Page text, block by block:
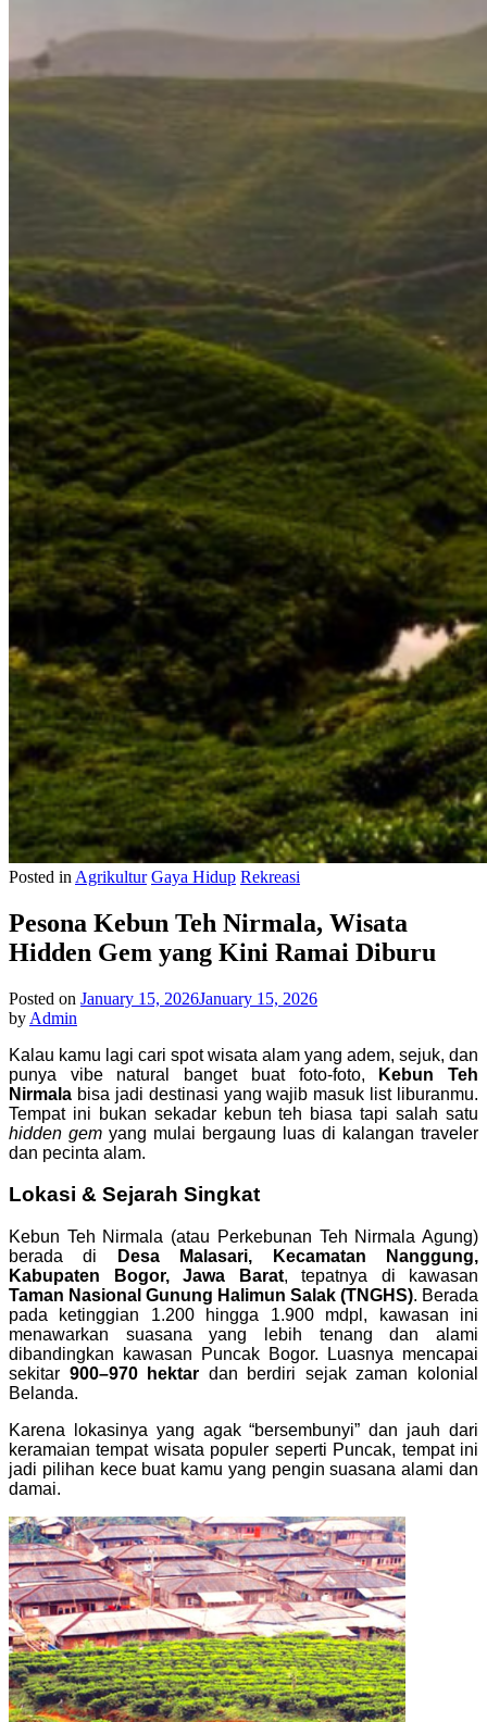
Posted in Agrikultur Gaya Hidup Rekreasi
Pesona Kebun Teh Nirmala, Wisata
Hidden Gem yang Kini Ramai Diburu
Posted on January 15, 2026January 15, 2026
by Admin
Kalau kamu lagi cari spot wisata alam yang adem, sejuk, dan
punya vibe natural banget buat foto-foto,
Kebun Teh
Nirmala bisa jadi destinasi yang wajib masuk list liburanmu.
Tempat ini bukan sekadar kebun teh biasa tapi salah satu
hidden gem yang mulai bergaung luas di kalangan traveler
dan pecinta alam.
Lokasi & Sejarah Singkat
Kebun Teh Nirmala (atau Perkebunan Teh Nirmala Agung)
berada di
Desa Malasari, Kecamatan Nanggung,
Kabupaten Bogor, Jawa Barat, tepatnya di kawasan
Taman Nasional Gunung Halimun Salak (TNGHS). Berada
pada ketinggian 1.200 hingga 1.900 mdpl, kawasan ini
menawarkan suasana yang lebih tenang dan alami
dibandingkan kawasan Puncak Bogor. Luasnya mencapai
sekitar 900–970 hektar dan berdiri sejak zaman kolonial
Belanda.
Karena lokasinya yang agak “bersembunyi” dan jauh dari
keramaian tempat wisata populer seperti Puncak, tempat ini
jadi pilihan kece buat kamu yang pengin suasana alami dan
damai.